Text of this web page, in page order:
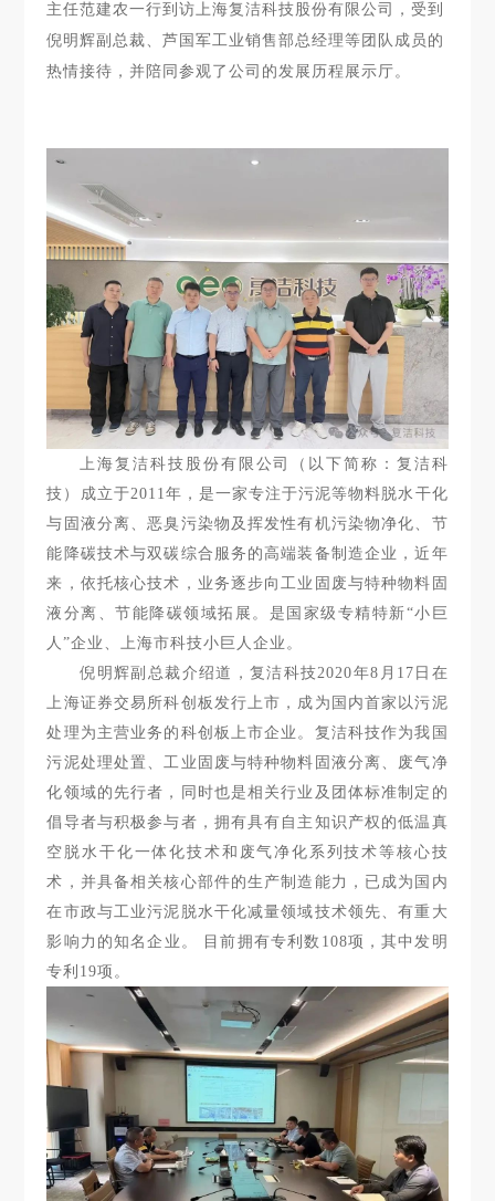
主任范建农一行到访上海复洁科技股份有限公司，受到
倪明辉副总裁、芦国军工业销售部总经理等团队成员的
热情接待，并陪同参观了公司的发展历程展示厅。
上海复洁科技股份有限公司（以下简称：复洁科
技）成立于2011年，是一家专注于污泥等物料脱水干化
与固液分离、恶臭污染物及挥发性有机污染物净化、节
能降碳技术与双碳综合服务的高端装备制造企业，近年
来，依托核心技术，业务逐步向工业固废与特种物料固
液分离、节能降碳领域拓展。是国家级专精特新“小巨
人”企业、上海市科技小巨人企业。
倪明辉副总裁介绍道，复洁科技2020年8月17日在
上海证券交易所科创板发行上市，成为国内首家以污泥
处理为主营业务的科创板上市企业。复洁科技作为我国
污泥处理处置、工业固废与特种物料固液分离、废气净
化领域的先行者，同时也是相关行业及团体标准制定的
倡导者与积极参与者，拥有具有自主知识产权的低温真
空脱水干化一体化技术和废气净化系列技术等核心技
术，并具备相关核心部件的生产制造能力，已成为国内
在市政与工业污泥脱水干化减量领域技术领先、有重大
影响力的知名企业。 目前拥有专利数108项，其中发明
专利19项。